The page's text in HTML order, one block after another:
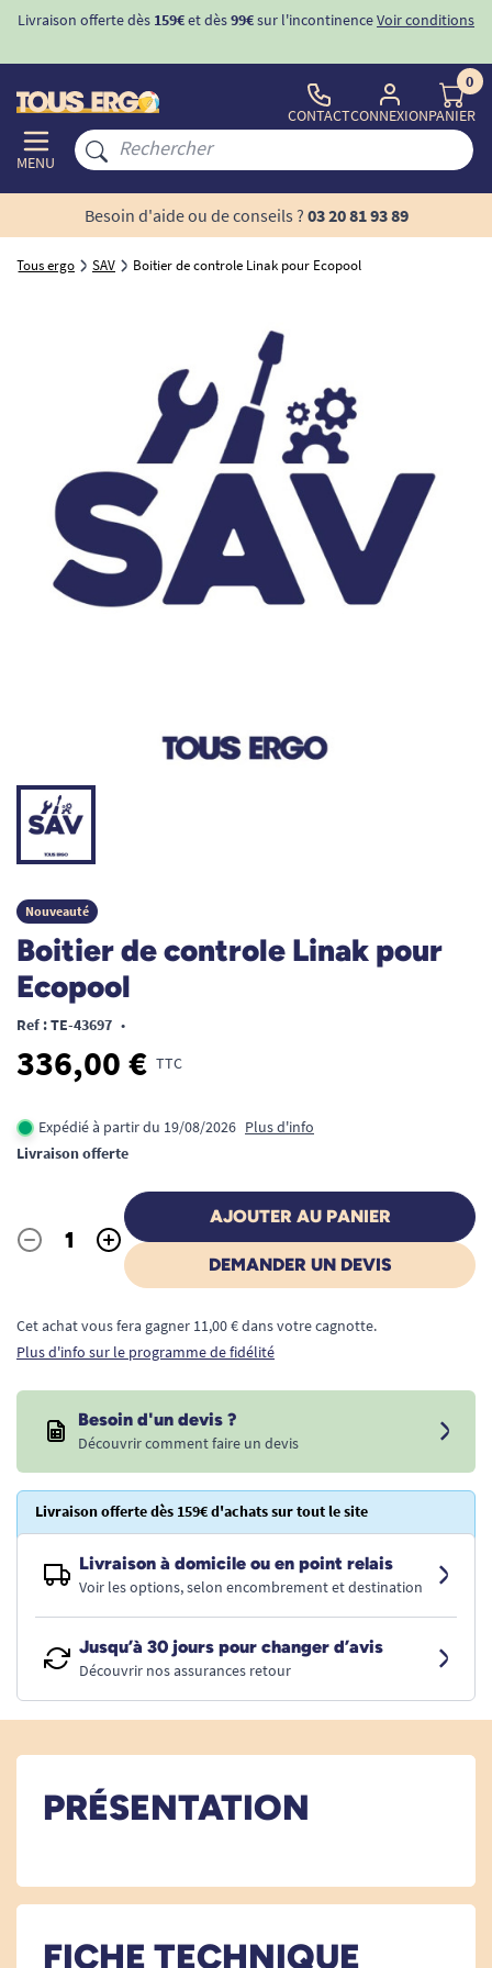
Livraison offerte dès 159€et dès99€sur l'incontinenceVoir conditions
MENU
CONTACTCONNEXION
0
PANIER
Besoin d'aide ou de conseils ? 03 20 81 93 89
Tous ergo SAV Boitier de controle Linak pour Ecopool
Nouveauté
Boitier de controle Linak pour
Ecopool
Ref : TE-43697 •
336,00 € TTC
Expédié à partir du 19/08/2026 Plus d'info
Livraison offerte
Quantité
- +
AJOUTER AU PANIER
DEMANDER UN DEVIS
Cet achat vous fera gagner 11,00 € dans votre cagnotte.
Plus d'info sur le programme de fidélité
Besoin d'un devis ?
Découvrir comment faire un devis
Livraison offerte dès 159€ d'achats sur tout le site
Livraison à domicile ou en point relais
Voir les options, selon encombrement et destination
Jusqu’à 30 jours pour changer d’avis
Découvrir nos assurances retour
PRÉSENTATION
FICHE TECHNIQUE